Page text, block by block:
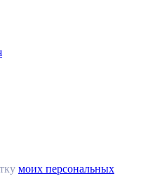
моих персональных